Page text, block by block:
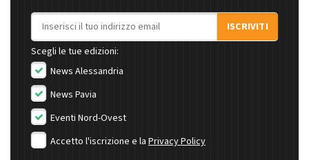
Indirizzo email
ISCRIVITI
Scegli le tue edizioni:
News Alessandria
News Pavia
Eventi Nord-Ovest
Accetto l'iscrizione e la Privacy Policy